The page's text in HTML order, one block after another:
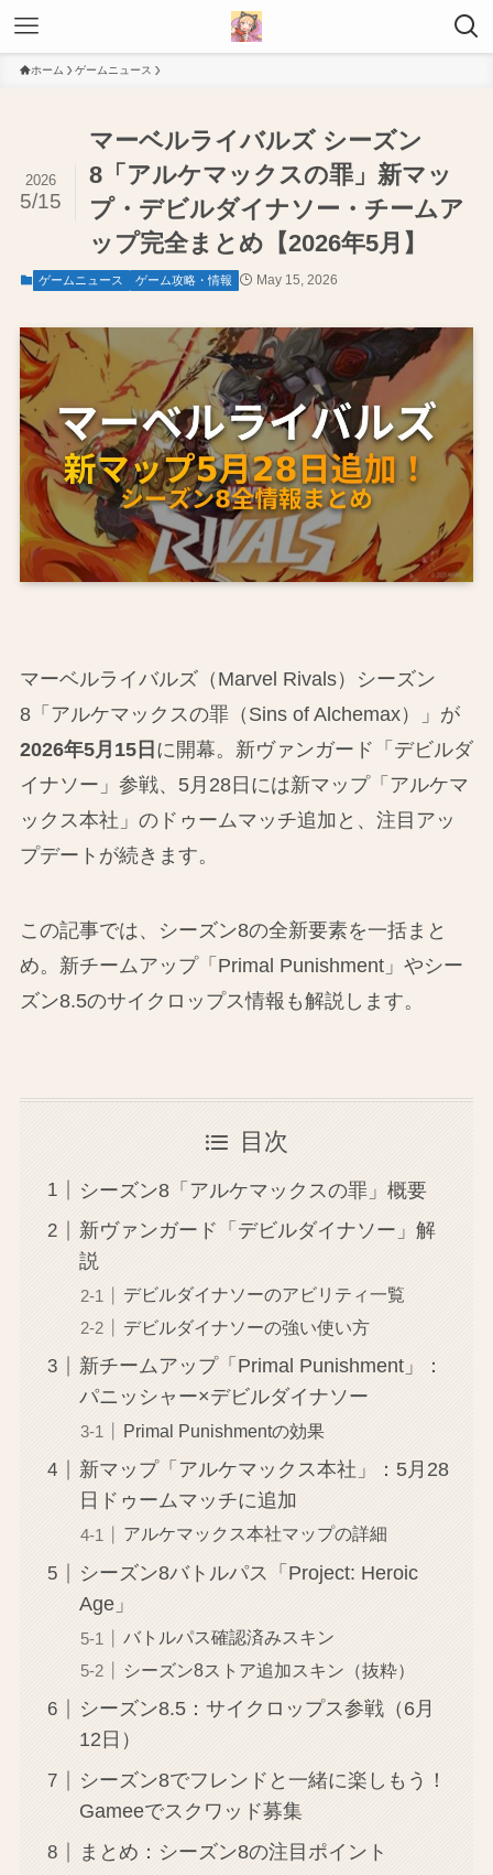
ホーム ゲームニュース
マーベルライバルズ シーズン
8「アルケマックスの罪」新マッ
プ・デビルダイナソー・チームア
ップ完全まとめ【2026年5月】
2026
5/15
ゲームニュース ゲーム攻略・情報 May 15, 2026
マーベルライバルズ（Marvel Rivals）シーズン
8「アルケマックスの罪（Sins of Alchemax）」が
2026年5月15日 に開幕。新ヴァンガード「デビルダ
イナソー」参戦、5月28日には新マップ「アルケマ
ックス本社」のドゥームマッチ追加と、注目アッ
プデートが続きます。
この記事では、シーズン8の全新要素を一括まと
め。新チームアップ「Primal Punishment」やシー
ズン8.5のサイクロップス情報も解説します。
目次
シーズン8「アルケマックスの罪」概要
新ヴァンガード「デビルダイナソー」解
説
デビルダイナソーのアビリティ一覧
デビルダイナソーの強い使い方
新チームアップ「Primal Punishment」：
パニッシャー×デビルダイナソー
Primal Punishmentの効果
新マップ「アルケマックス本社」：5月28
日ドゥームマッチに追加
アルケマックス本社マップの詳細
シーズン8バトルパス「Project: Heroic
Age」
バトルパス確認済みスキン
シーズン8ストア追加スキン（抜粋）
シーズン8.5：サイクロップス参戦（6月
12日）
シーズン8でフレンドと一緒に楽しもう！
Gameeでスクワッド募集
まとめ：シーズン8の注目ポイント